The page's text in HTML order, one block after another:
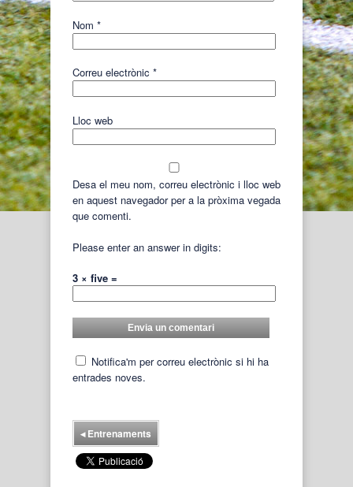
Nom *
Correu electrònic *
Lloc web
Desa el meu nom, correu electrònic i lloc web
en aquest navegador per a la pròxima vegada
que comenti.
Please enter an answer in digits:
3 × five =
Notifica'm per correu electrònic si hi ha
entrades noves.
◂Entrenaments